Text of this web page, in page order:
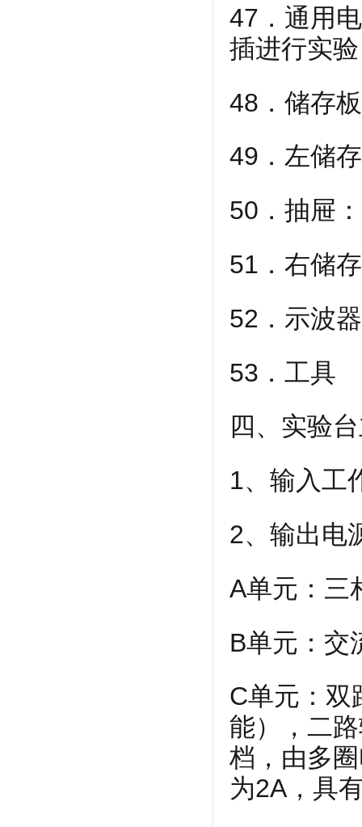
47．通用
插进行实验
48．储存
49．左储
50．抽屉
51．右储
52．示波
53．工具
四、实验
1、输入工
2、输出电
A单元：三
B单元：交
C单元：双
能），二
档，由多
为2A，具